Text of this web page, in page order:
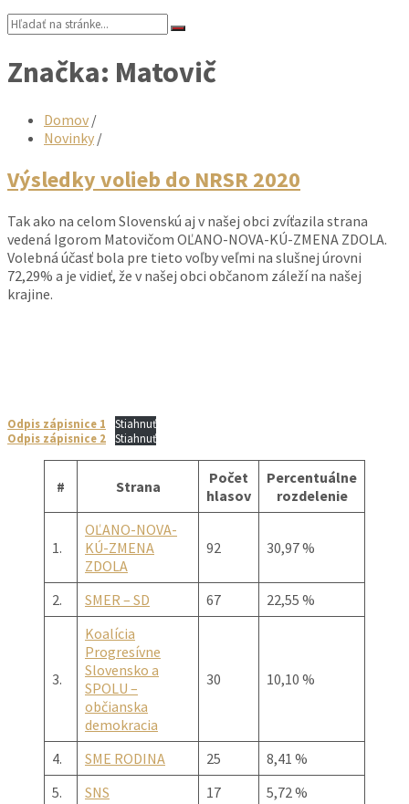
Vyhľadávanie:
Značka: Matovič
Domov /
Novinky /
Výsledky volieb do NRSR 2020
Tak ako na celom Slovenskú aj v našej obci zvíťazila strana
vedená Igorom Matovičom OĽANO-NOVA-KÚ-ZMENA ZDOLA.
Volebná účasť bola pre tieto voľby veľmi na slušnej úrovni
72,29% a je vidieť, že v našej obci občanom záleží na našej
krajine.
Odpis zápisnice 1
Stiahnuť
Odpis zápisnice 2
Stiahnuť
# Strana
Počet
hlasov
Percentuálne
rozdelenie
1.
OĽANO-NOVA-
KÚ-ZMENA
ZDOLA
92 30,97 %
2. SMER – SD 67 22,55 %
3.
Koalícia
Progresívne
Slovensko a
SPOLU –
občianska
demokracia
30 10,10 %
4. SME RODINA 25
8,41 %
5.
SNS 17
5,72 %